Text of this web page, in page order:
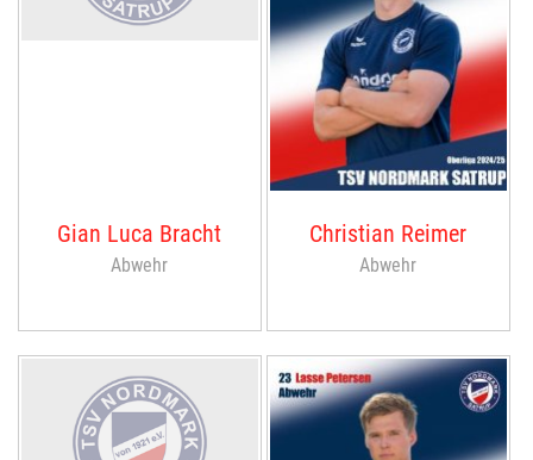
Gian Luca Bracht
Abwehr
Christian Reimer
Abwehr